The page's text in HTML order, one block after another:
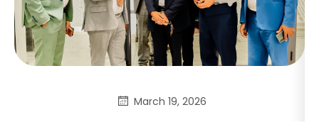
March 19, 2026